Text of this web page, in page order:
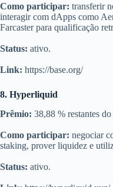
Como participar: transferir
interagir com dApps como
Farcaster para qualificação
Status: ativo.
Link: https://base.org/
8. Hyperliquid
Prêmio: 38,88 % restantes
Como participar: negociar
staking, prover liquidez e
Status: ativo.